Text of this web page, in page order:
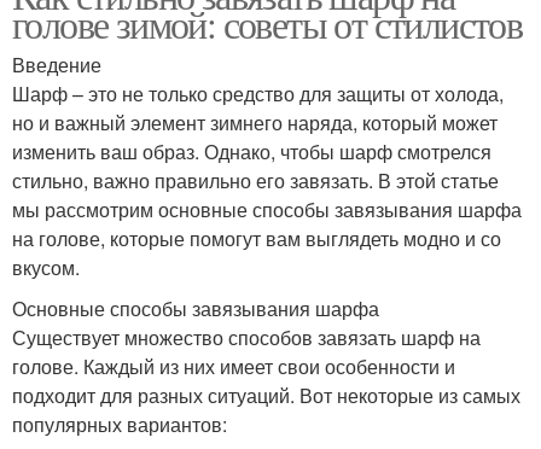
голове зимой: советы от стилистов
Введение
Шарф – это не только средство для защиты от холода,
но и важный элемент зимнего наряда, который может
изменить ваш образ. Однако, чтобы шарф смотрелся
стильно, важно правильно его завязать. В этой статье
мы рассмотрим основные способы завязывания шарфа
на голове, которые помогут вам выглядеть модно и со
вкусом.
Основные способы завязывания шарфа
Существует множество способов завязать шарф на
голове. Каждый из них имеет свои особенности и
подходит для разных ситуаций. Вот некоторые из самых
популярных вариантов: